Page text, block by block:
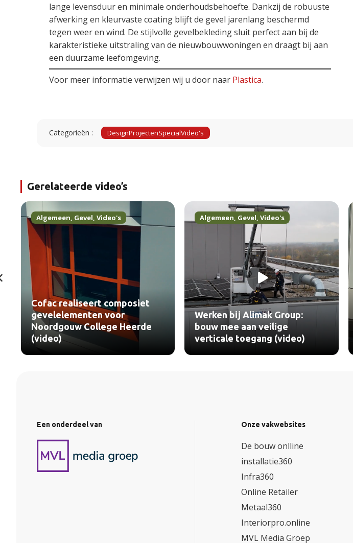
lange levensduur en minimale onderhoudsbehoefte. Dankzij de robuuste
afwerking en kleurvaste coating blijft de gevel jarenlang beschermd
tegen weer en wind. De stijlvolle gevelbekleding sluit perfect aan bij de
karakteristieke uitstraling van de nieuwbouwwoningen en draagt bij aan
een duurzame leefomgeving.
Voor meer informatie verwijzen wij u door naar Plastica.
Categorieën : DesignProjectenSpecialVideo's
Gerelateerde video’s
Algemeen, Gevel, Video's
Cofac realiseert composiet
gevelelementen voor
Noordgouw College Heerde
(video)
Algemeen, Gevel,Video's
Werken bij Alimak Group:
bouw mee aan veilige
verticale toegang (video)
Een onderdeel van Onze vakwebsites
De bouw onlline
installatie360
Infra360
Online Retailer
Metaal360
Interiorpro.online
MVL Media Groep